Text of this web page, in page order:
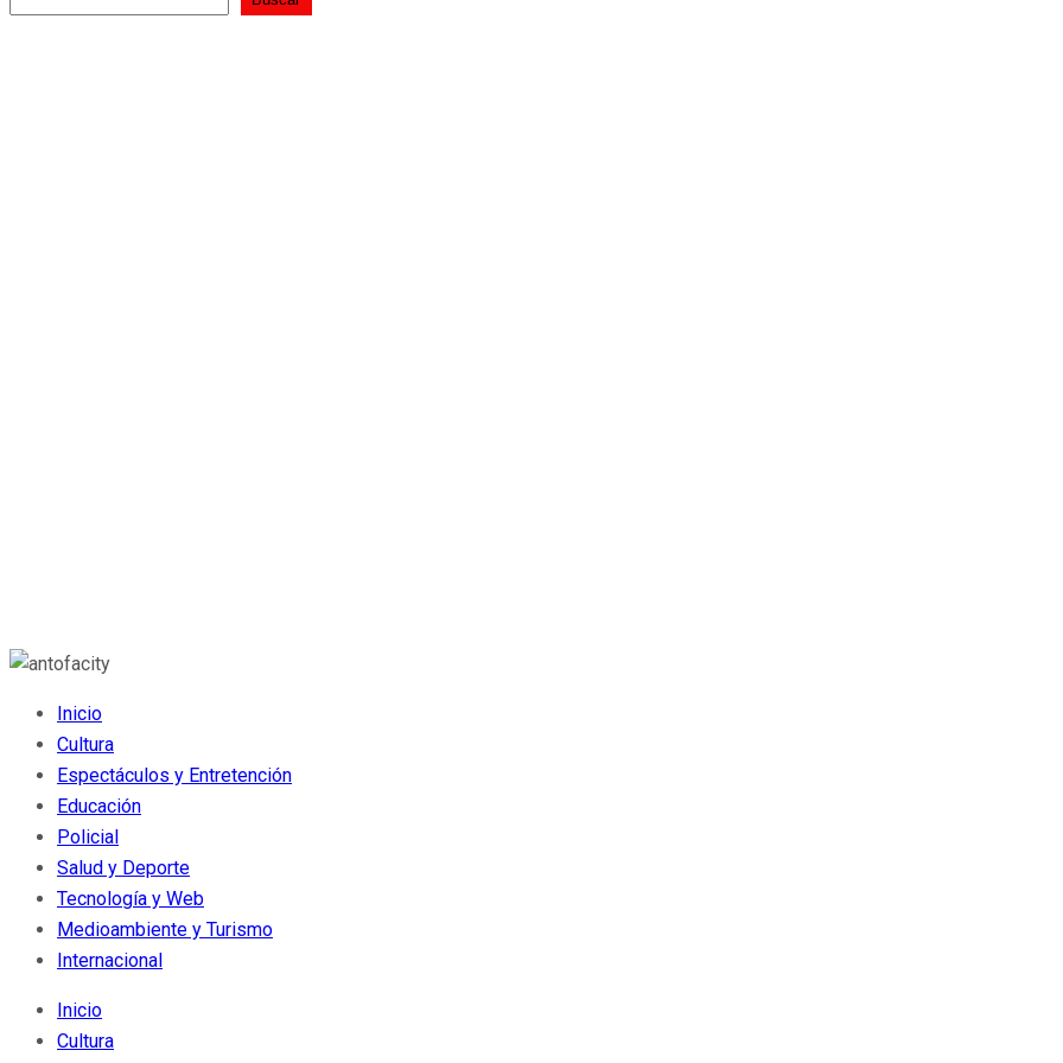
Inicio
Cultura
Espectáculos y Entretención
Educación
Policial
Salud y Deporte
Tecnología y Web
Medioambiente y Turismo
Internacional
Inicio
Cultura